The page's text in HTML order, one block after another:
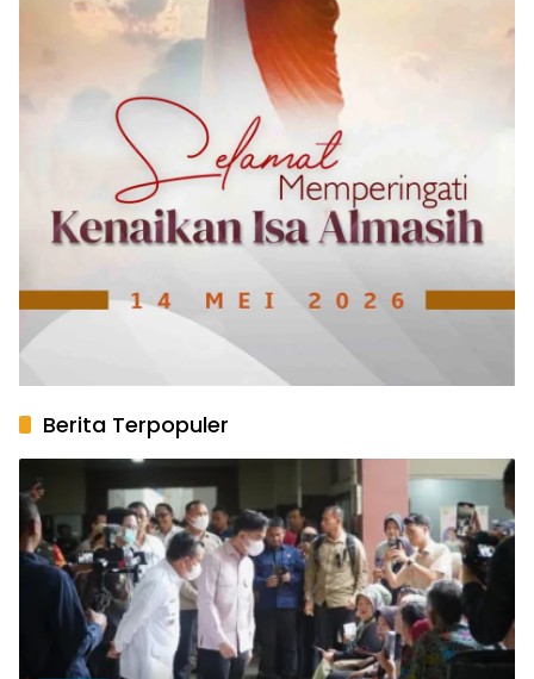
Berita Terpopuler